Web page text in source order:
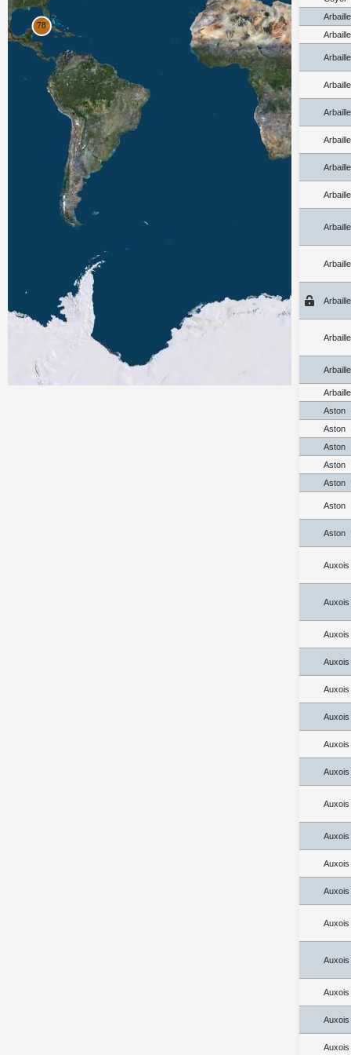
Aston
Aston
Aston
Aston
Aston
Aston
Aston
Auxois
Auxois
Auxois
Auxois
Auxois
Auxois
Auxois
Auxois
Auxois
Auxois
Auxois
Auxois
Auxois
Auxois
Auxois
Auxois
Auxois